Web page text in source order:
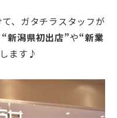
、ガタチラスタッフが
“新潟県初出店”や“新業
ます♪